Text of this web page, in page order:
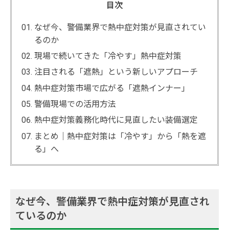
目次
なぜ今、警備業界で熱中症対策が見直されてい
るのか
現場で続いてきた「冷やす」熱中症対策
注目される「遮熱」という新しいアプローチ
熱中症対策市場で広がる「遮熱インナー」
警備現場での活用方法
熱中症対策義務化時代に見直したい装備選定
まとめ｜熱中症対策は「冷やす」から「熱を遮
る」へ
なぜ今、警備業界で熱中症対策が見直され
ているのか